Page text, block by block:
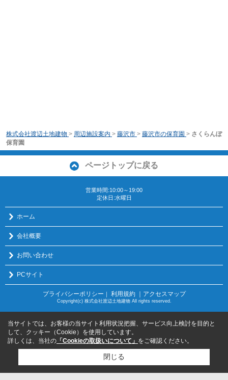
株式会社渡辺土地建物 > 周辺施設案内 > 藤沢市 > 藤沢市の保育園 > さくらんぼ
保育園
ページトップに戻る
営業時間:10:00～19:00
定休日:水曜日
ホーム
会社概要
お問い合わせ
PCサイト
プライバシーポリシー ｜ 利用規約 ｜アクセスマップ
Copyright(c) 株式会社渡辺土地建物 All rights reserved.
当サイトでは、お客様の当サイト利用状況把握、サービス向上検討を目的と
して、クッキー（Cookie）を使用しています。
詳しくは、当社の 「Cookieの取扱いについて」 をご確認ください。
閉じる